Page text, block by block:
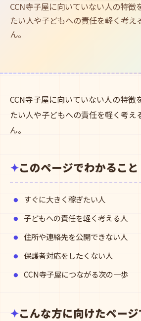
CCN寺子屋に向いていない人の特徴
たい人や子どもへの責任を軽く考え
ん。
CCN寺子屋に向いていない人の特徴
たい人や子どもへの責任を軽く考え
ん。
このページでわかること
すぐに大きく稼ぎたい人
子どもへの責任を軽く考える人
住所や連絡先を公開できない人
保護者対応をしたくない人
CCN寺子屋につながる次の一歩
こんな方に向けたペー